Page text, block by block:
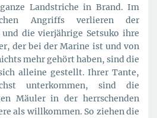
Landstriche in Brand. Im
Angriffs verlieren der
die vierjährige Setsuko ihre
der bei der Marine ist und von
mehr gehört haben, sind die
alleine gestellt. Ihrer Tante,
unterkommen, sind die
Mäuler in der herrschenden
als willkommen. So ziehen die